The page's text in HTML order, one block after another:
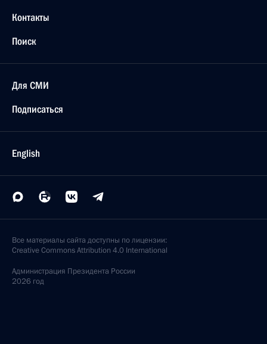
Контакты
Поиск
Для СМИ
Подписаться
English
Все материалы сайта доступны по лицензии:
Creative Commons Attribution 4.0 International
Администрация Президента России
2026 год